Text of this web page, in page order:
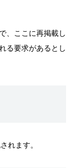
、ここに再掲載し
る要求があるとし
れます。